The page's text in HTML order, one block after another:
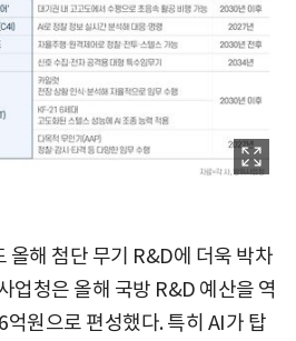
올해 첨단 무기 R&D에 더욱 박차
업청은 올해 국방 R&D 예산을 역
원으로 편성했다. 특히 AI가 탑